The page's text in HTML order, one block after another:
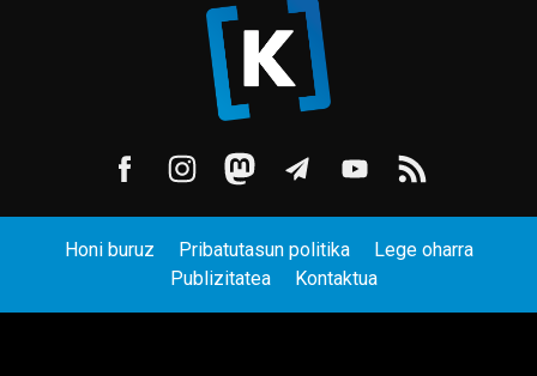
Honi buruz Pribatutasun politika
Lege oharra
Publizitatea
Kontaktua